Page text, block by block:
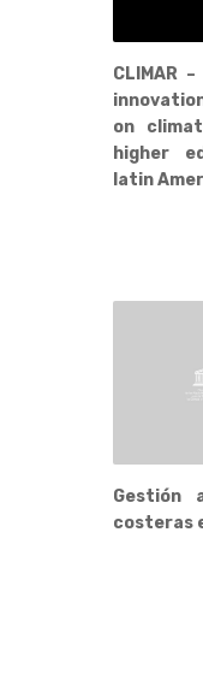
CLIMAR
on
higher
latin
Gestión
costeras